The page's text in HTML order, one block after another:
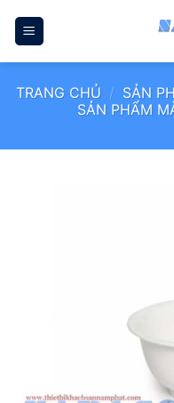
qua
TRANG CHỦ / SẢN
SẢN PHẨM